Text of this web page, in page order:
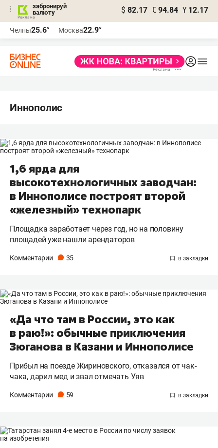
забронируй
валюту
$ 82.17 € 94.84 ¥ 12.17
Челны25.6° Москва22.9°
Иннополис
1,6 ярда для
высокотехнологичных заводчан:
в Иннополисе построят второй
«железный» технопарк
Площадка заработает через год, но на половину
площадей уже нашли арендаторов
Комментарии 35
«Да что там в России, это как
в раю!»: обычные приключения
Зюганова в Казани и Иннополисе
Прибыл на поезде Жириновского, отказался от чак-
чака, дарил мед и звал отмечать Уяв
Комментарии 59